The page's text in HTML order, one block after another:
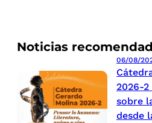
Noticias
06/08/
2026-
sobre
desde